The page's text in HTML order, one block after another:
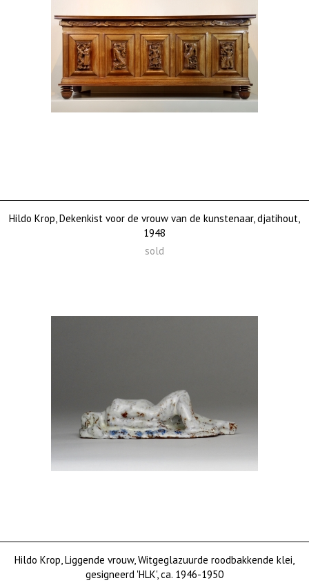
Hildo Krop, Dekenkist voor de vrouw van de kunstenaar, djatihout,
1948
sold
Hildo Krop, Liggende vrouw, Witgeglazuurde roodbakkende klei,
gesigneerd 'HLK', ca. 1946-1950